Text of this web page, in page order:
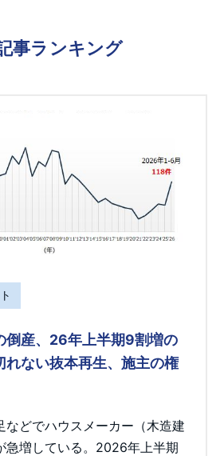
事ランキング
倒産、26年上半期9割増の
ない抜本再生、施主の権
などでハウスメーカー（木造建
急増している。2026年上半期